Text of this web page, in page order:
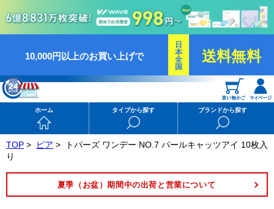
10,000円以上のお買い上げで
日
本
全
国
送料無料
ホーム タイプから探す ブランドから探す
TOP > ピア >
トパーズ ワンデー NO.7 パールキャッツアイ 10枚入
り
夏季（お盆）期間中の出荷と営業について